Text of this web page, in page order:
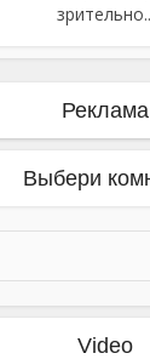
Реклама
Выбери
Video